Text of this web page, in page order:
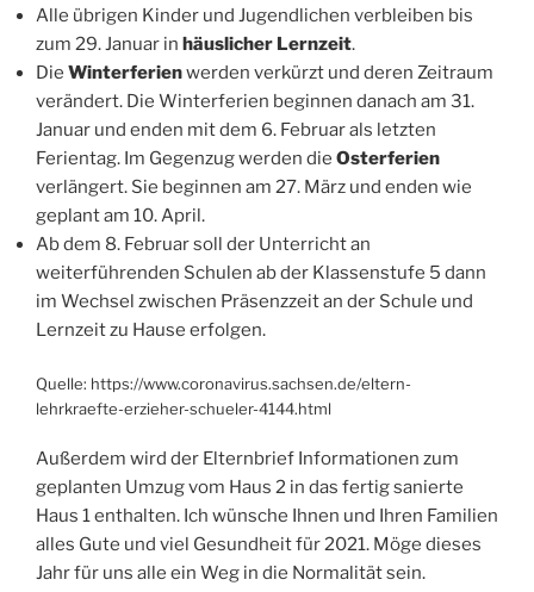
Alle übrigen Kinder und Jugendlichen verbleiben bis
zum 29. Januar in häuslicher Lernzeit.
Die Winterferienwerden verkürzt und deren Zeitraum
verändert. Die Winterferien beginnen danach am 31.
Januar und enden mit dem 6. Februar als letzten
Ferientag. Im Gegenzug werden die Osterferien
verlängert. Sie beginnen am 27. März und enden wie
geplant am 10. April.
Ab dem 8. Februar soll der Unterricht an
weiterführenden Schulen ab der Klassenstufe 5 dann
im Wechsel zwischen Präsenzzeit an der Schule und
Lernzeit zu Hause erfolgen.
Quelle: https://www.coronavirus.sachsen.de/eltern-
lehrkraefte-erzieher-schueler-4144.html
Außerdem wird der Elternbrief Informationen zum
geplanten Umzug vom Haus 2 in das fertig sanierte
Haus 1 enthalten. Ich wünsche Ihnen und Ihren Familien
alles Gute und viel Gesundheit für 2021. Möge dieses
Jahr für uns alle ein Weg in die Normalität sein.